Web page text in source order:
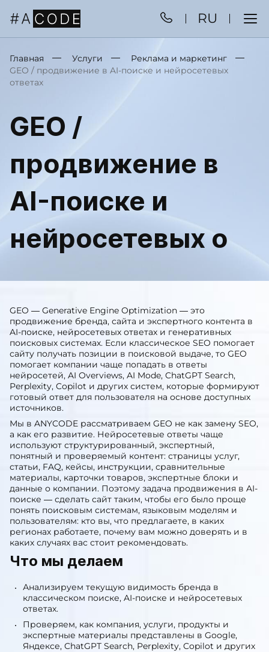
RU
Главная Услуги
Реклама и маркетинг
GEO / продвижение в AI-поиске и нейросетевых
ответах
GEO /
продвижение в
AI-поиске и
нейросетевых
ответ
GEO — Generative Engine Optimization — это
продвижение бренда, сайта и экспертного контента в
AI-поиске, нейросетевых ответах и генеративных
поисковых системах. Если классическое SEO помогает
сайту получать позиции в поисковой выдаче, то GEO
помогает компании чаще попадать в ответы
нейросетей, AI Overviews, AI Mode, ChatGPT Search,
Perplexity, Copilot и других систем, которые формируют
готовый ответ для пользователя на основе доступных
источников.
Мы в ANYCODE рассматриваем GEO не как замену SEO,
а как его развитие. Нейросетевые ответы чаще
используют структурированный, экспертный,
понятный и проверяемый контент: страницы услуг,
статьи, FAQ, кейсы, инструкции, сравнительные
материалы, карточки товаров, экспертные блоки и
данные о компании. Поэтому задача продвижения в AI-
поиске — сделать сайт таким, чтобы его было проще
понять поисковым системам, языковым моделям и
пользователям: кто вы, что предлагаете, в каких
регионах работаете, почему вам можно доверять и в
Что мы делаем
Анализируем текущую видимость бренда в
классическом поиске, AI-поиске и нейросетевых
ответах.